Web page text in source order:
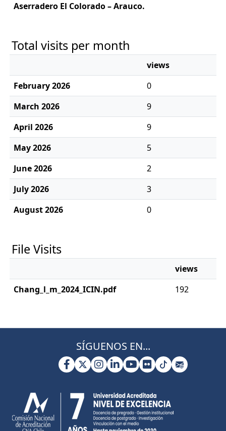
Aserradero El Colorado – Arauco.
Total visits per month
views
February 2026
0
March 2026
9
April 2026
9
May 2026
5
June 2026
2
July 2026
3
August 2026
0
File Visits
views
Chang_l_m_2024_ICIN.pdf
192
SÍGUENOS EN...